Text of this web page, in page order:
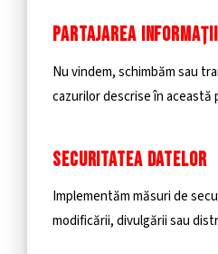
PARTAJAREA
Nu vindem, schimbăm sau
cazurilor descrise în această
SECURITATEA DATELOR
Implementăm măsuri de
modificării, divulgării sau